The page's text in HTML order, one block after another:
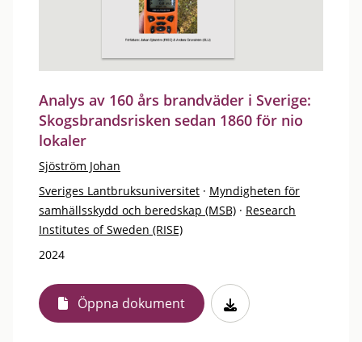
Analys av 160 års brandväder i Sverige:
Skogsbrandsrisken sedan 1860 för nio
lokaler
Sjöström Johan
Sveriges Lantbruksuniversitet · Myndigheten för
samhällsskydd och beredskap (MSB) · Research
Institutes of Sweden (RISE)
2024
Öppna dokument